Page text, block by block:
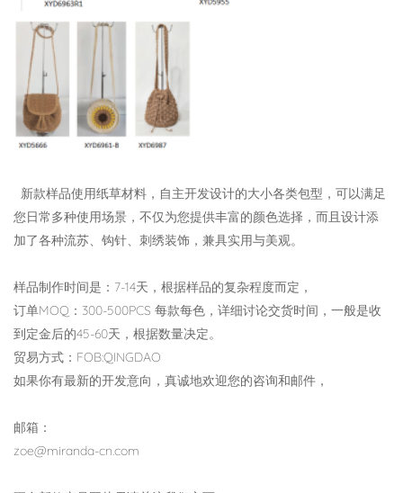
新款样品使用纸草材料，自主开发设计的大小各类包型，可以满足
您日常多种使用场景，不仅为您提供丰富的颜色选择，而且设计添
加了各种流苏、钩针、刺绣装饰，兼具实用与美观。
样品制作时间是：7-14天，根据样品的复杂程度而定，
订单MOQ：300-500PCS 每款每色，详细讨论交货时间，一般是收
到定金后的45-60天，根据数量决定。
贸易方式：FOB:QINGDAO
如果你有最新的开发意向，真诚地欢迎您的咨询和邮件，
邮箱：
zoe@miranda-cn.com